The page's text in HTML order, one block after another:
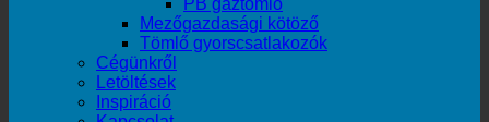
PB gáztömlő
Mezőgazdasági kötöző
Tömlő gyorscsatlakozók
Cégünkről
Letöltések
Inspiráció